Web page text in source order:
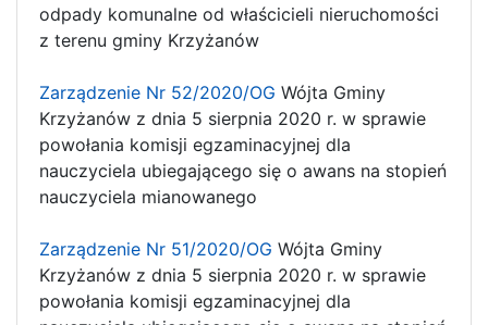
odpady komunalne od właścicieli nieruchomości
z terenu gminy Krzyżanów
Zarządzenie Nr 52/2020/OG Wójta Gminy
Krzyżanów z dnia 5 sierpnia 2020 r. w sprawie
powołania komisji egzaminacyjnej dla
nauczyciela ubiegającego się o awans na stopień
nauczyciela mianowanego
Zarządzenie Nr 51/2020/OG Wójta Gminy
Krzyżanów z dnia 5 sierpnia 2020 r. w sprawie
powołania komisji egzaminacyjnej dla